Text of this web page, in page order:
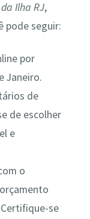
Ilha RJ,
pode seguir:
por
Janeiro.
de
de escolher
e
o
se